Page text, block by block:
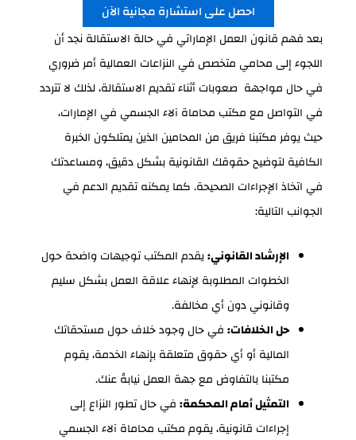
احصل على استشارة مجانية الآن
بعد فهم قانون العمل الإماراتي في حالة الاستقالة نجد أن
اللجوء إلى محامي متخصص في النزاعات العمالية أمر ضروري
في حال مواجهة صعوبات أثناء تقديم الاستقالة، لذلك لا تتردد
في التواصل مع مكتب محاماة آلاء الجسمي في الإمارات،
حيث يوفر مكتبنا فريق من المحامين الذين يمتلكون الخبرة
الكافية لتوضيح حقوقك القانونية بشكل دقيق، ومساعدتك
في اتخاذ الإجراءات الصحيحة. كما يمكنه تقديم الدعم في
الجوانب التالية:
الإرشاد القانوني:يقدم المكتب توجيهات واضحة حول
الخطوات المطلوبة لإنهاء علاقة العمل بشكل سليم
وقانوني دون أي مخالفة.
حل الخلافات:في حال وجود خلاف حول مستحقاتك
المالية أو أي حقوق متعلقة بإنهاء الخدمة، يقوم
مكتبنا بالتفاوض مع جهة العمل نيابةً عنك.
التمثيل أمام المحكمة:في حال تطور النزاع إلى
إجراءات قانونية، يقوم مكتب محاماة آلاء الجسمي